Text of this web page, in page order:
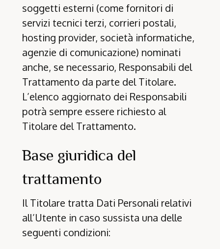
soggetti esterni (come fornitori di
servizi tecnici terzi, corrieri postali,
hosting provider, società informatiche,
agenzie di comunicazione) nominati
anche, se necessario, Responsabili del
Trattamento da parte del Titolare.
L’elenco aggiornato dei Responsabili
potrà sempre essere richiesto al
Titolare del Trattamento.
Base giuridica del
trattamento
Il Titolare tratta Dati Personali relativi
all’Utente in caso sussista una delle
seguenti condizioni: